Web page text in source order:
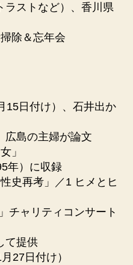
ラストなど）、香川県
除＆忘年会
15日付け）、石井出か
広島の主婦が論文
」
年）に収録
史再考」／1 ヒメとヒ
チャリティコンサート
て提供
27日付け）